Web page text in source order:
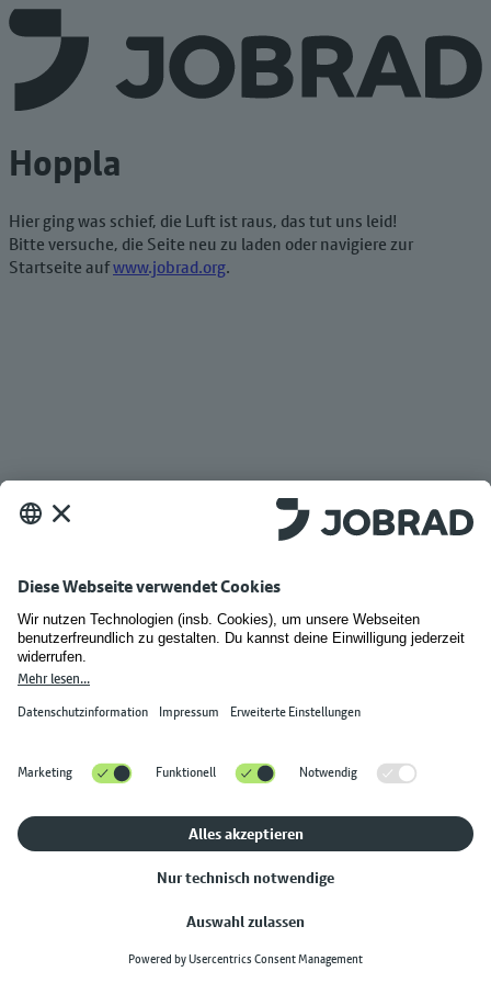
Hoppla
Hier ging was schief, die Luft ist raus, das tut uns leid!
Bitte versuche, die Seite neu zu laden oder navigiere zur
Startseite aufwww.jobrad.org.